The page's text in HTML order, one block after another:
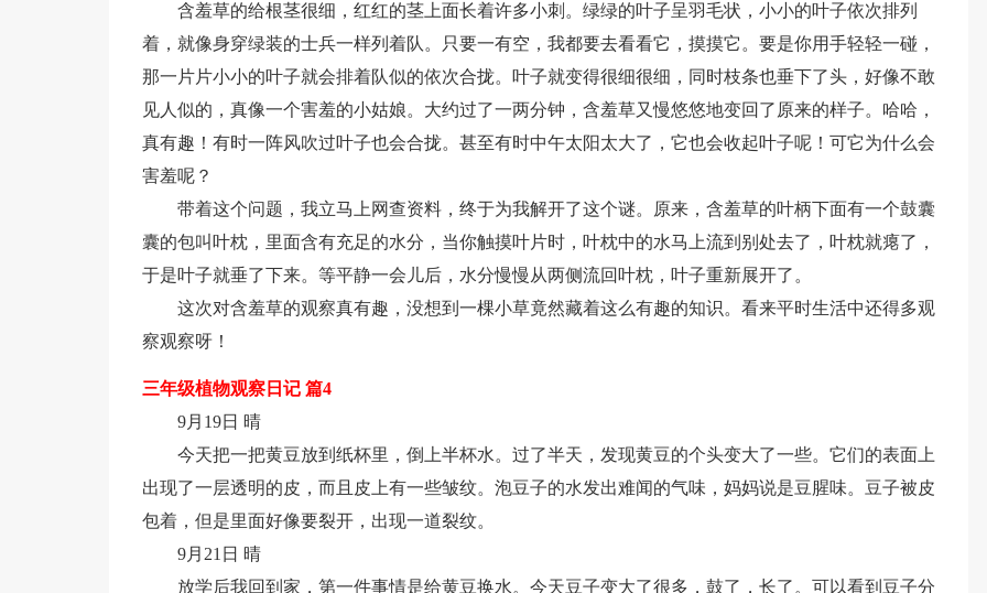
含羞草的给根茎很细，红红的茎上面长着许多小刺。绿绿的叶子呈羽毛状，小小的叶子依次排列
着，就像身穿绿装的士兵一样列着队。只要一有空，我都要去看看它，摸摸它。要是你用手轻轻一碰，
那一片片小小的叶子就会排着队似的依次合拢。叶子就变得很细很细，同时枝条也垂下了头，好像不敢
见人似的，真像一个害羞的小姑娘。大约过了一两分钟，含羞草又慢悠悠地变回了原来的样子。哈哈，
真有趣！有时一阵风吹过叶子也会合拢。甚至有时中午太阳太大了，它也会收起叶子呢！可它为什么会
害羞呢？
带着这个问题，我立马上网查资料，终于为我解开了这个谜。原来，含羞草的叶柄下面有一个鼓囊
囊的包叫叶枕，里面含有充足的水分，当你触摸叶片时，叶枕中的水马上流到别处去了，叶枕就瘪了，
于是叶子就垂了下来。等平静一会儿后，水分慢慢从两侧流回叶枕，叶子重新展开了。
这次对含羞草的观察真有趣，没想到一棵小草竟然藏着这么有趣的知识。看来平时生活中还得多观
察观察呀！
三年级植物观察日记 篇4
9月19日 晴
今天把一把黄豆放到纸杯里，倒上半杯水。过了半天，发现黄豆的个头变大了一些。它们的表面上
出现了一层透明的皮，而且皮上有一些皱纹。泡豆子的水发出难闻的气味，妈妈说是豆腥味。豆子被皮
包着，但是里面好像要裂开，出现一道裂纹。
9月21日 晴
放学后我回到家，第一件事情是给黄豆换水。今天豆子变大了很多，鼓了，长了。可以看到豆子分